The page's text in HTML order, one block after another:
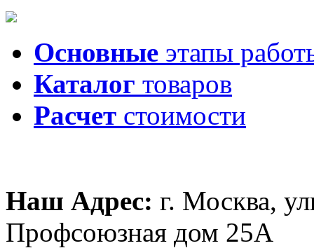
Основные этапы
Каталог товаров
Расчет стоимости
Наш Адрес: г. Москва,
Профсоюзная дом 25А